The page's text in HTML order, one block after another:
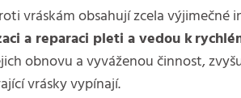
vráskám obsahují zcela
a reparaci pleti a vedou k
obnovu a vyváženou činnost,
vrásky vypínají.